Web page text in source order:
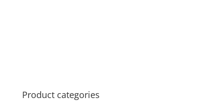
Product categories